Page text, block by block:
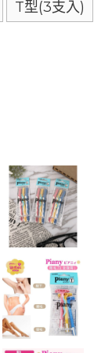
T型(3支入)